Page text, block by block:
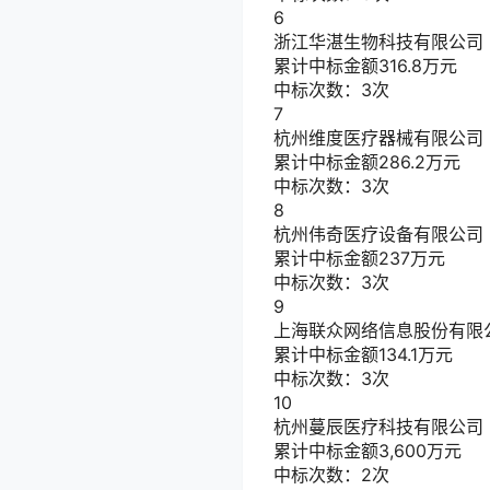
6
浙江华湛生物科技有限公司
累计中标金额316.8万元
中标次数：3次
7
杭州维度医疗器械有限公司
累计中标金额286.2万元
中标次数：3次
8
杭州伟奇医疗设备有限公司
累计中标金额237万元
中标次数：3次
9
上海联众网络信息股份有限
累计中标金额134.1万元
中标次数：3次
10
杭州蔓辰医疗科技有限公司
累计中标金额3,600万元
中标次数：2次